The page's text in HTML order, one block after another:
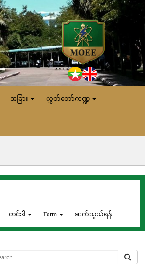
အခြား လွှတ်တော်ကဏ္ဍ
တင်ဒါ Form ဆက်သွယ်ရန်